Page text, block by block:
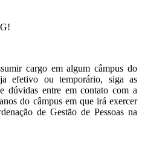
cargo em algum câmpus do
efetivo ou temporário, siga as
dúvidas entre em contato com a
do câmpus em que irá exercer
de Gestão de Pessoas na